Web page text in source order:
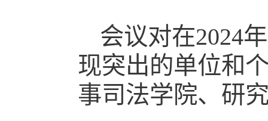
会议对在2024
现突出的单位和
事司法学院、研